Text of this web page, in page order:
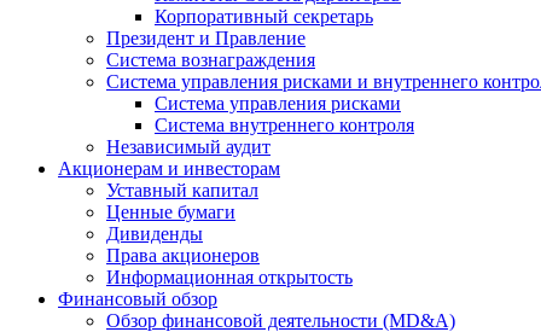
Корпоративный секретарь
Президент и Правление
Система вознаграждения
Система управления рисками и внутреннего
Система управления рисками
Система внутреннего контроля
Независимый аудит
Акционерам и инвесторам
Уставный капитал
Ценные бумаги
Дивиденды
Права акционеров
Информационная открытость
Финансовый обзор
Обзор финансовой деятельности (MD&A)